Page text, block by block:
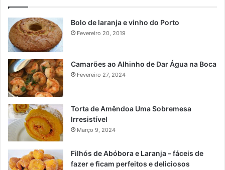
Bolo de laranja e vinho do Porto
Fevereiro 20, 2019
Camarões ao Alhinho de Dar Água na Boca
Fevereiro 27, 2024
Torta de Amêndoa Uma Sobremesa
Irresistível
Março 9, 2024
Filhós de Abóbora e Laranja – fáceis de
fazer e ficam perfeitos e deliciosos